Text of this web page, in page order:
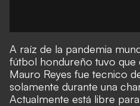
A raíz de la pandemia
fútbol hondureño tuvo que
Mauro Reyes fue tecnico
solamente durante una
Actualmente está libre